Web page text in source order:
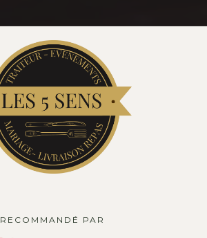
RECOMMANDÉ PAR